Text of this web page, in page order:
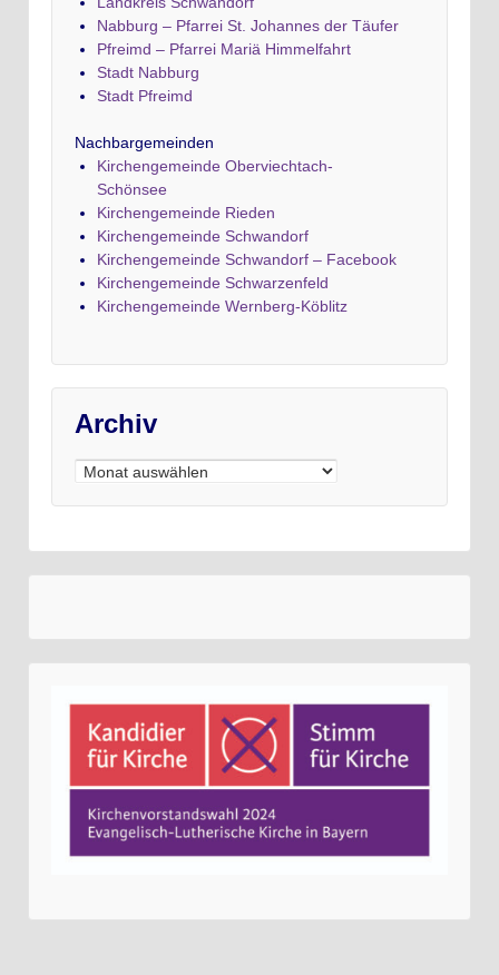
Nabburg – Pfarrei St. Johannes der Täufer
Pfreimd – Pfarrei Mariä Himmelfahrt
Stadt Nabburg
Stadt Pfreimd
Nachbargemeinden
Kirchengemeinde Oberviechtach-
Schönsee
Kirchengemeinde Rieden
Kirchengemeinde Schwandorf
Kirchengemeinde Schwandorf – Facebook
Kirchengemeinde Schwarzenfeld
Kirchengemeinde Wernberg-Köblitz
Archiv
Archiv